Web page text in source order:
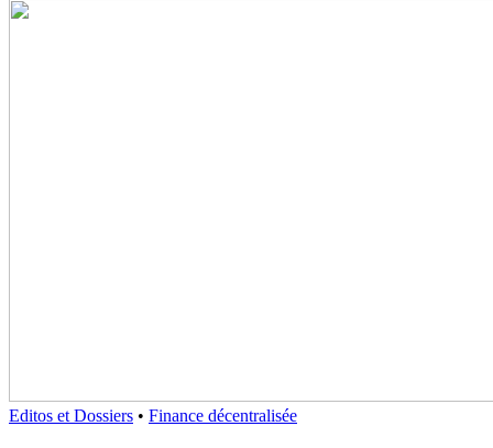
Editos et Dossiers • Finance décentralisée